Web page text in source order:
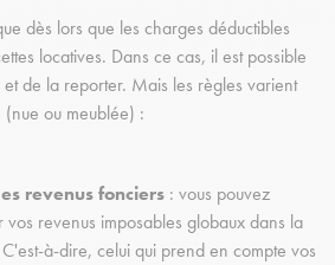
dès lors que les charges déductibles
locatives. Dans ce cas, il est possible
de la reporter. Mais les règles varient
ou meublée) :
revenus fonciers : vous pouvez
vos revenus imposables globaux dans la
à-dire, celui qui prend en compte vos